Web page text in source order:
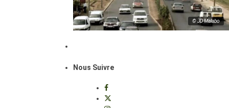
© JD Malabo
Nous Suivre